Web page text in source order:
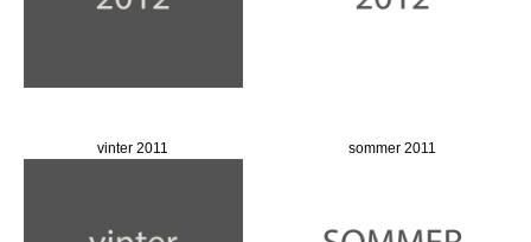
vinter 2011 sommer 2011